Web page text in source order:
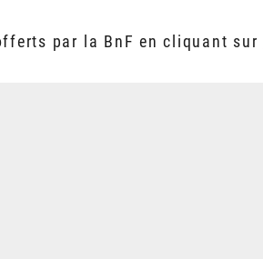
par la BnF en cliquant sur